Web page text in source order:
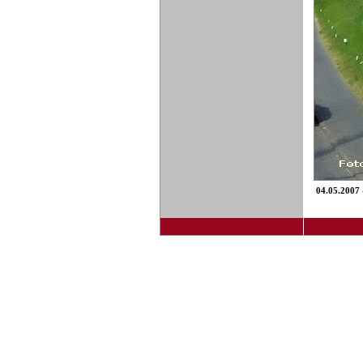
04.05.2007